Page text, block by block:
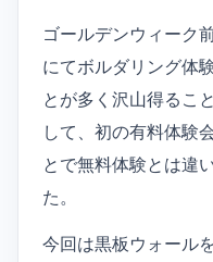
ゴールデンウィーク
にてボルダリング体
とが多く沢山得るこ
して、初の有料体験
とで無料体験とは違
た。
今回は黒板ウォール